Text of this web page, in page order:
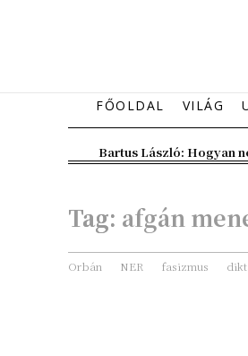
FŐOLDAL VILÁG
Bartus László: Hogyan
Tag: afgán
Orbán NER fasizmus